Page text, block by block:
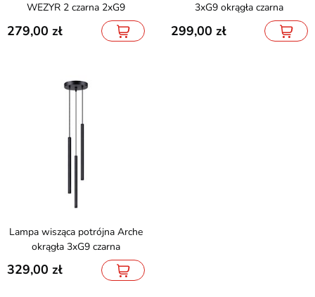
WEZYR 2 czarna 2xG9
279,00
3xG9 okrągła czarna
299,00
Lampa wisząca potrójna Arche
okrągła 3xG9 czarna
329,00